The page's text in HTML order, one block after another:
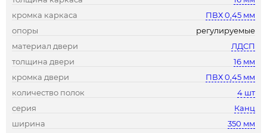
кромка каркаса
ПВХ 0,45 мм
опоры
регулируемые
материал двери
ЛДСП
толщина двери
16 мм
кромка двери
ПВХ 0,45 мм
количество полок
4 шт
серия
Канц
ширина
350 мм